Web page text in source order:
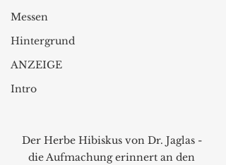
Messen
Hintergrund
ANZEIGE
Intro
Der Herbe Hibiskus von Dr. Jaglas -
die Aufmachung erinnert an den